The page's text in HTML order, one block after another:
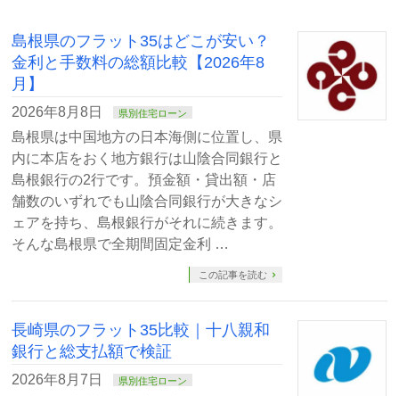
島根県のフラット35はどこが安い？
金利と手数料の総額比較【2026年8
月】
2026年8月8日 県別住宅ローン
島根県は中国地方の日本海側に位置し、県
内に本店をおく地方銀行は山陰合同銀行と
島根銀行の2行です。預金額・貸出額・店
舗数のいずれでも山陰合同銀行が大きなシ
ェアを持ち、島根銀行がそれに続きます。
そんな島根県で全期間固定金利 …
この記事を読む
長崎県のフラット35比較｜十八親和
銀行と総支払額で検証
2026年8月7日 県別住宅ローン